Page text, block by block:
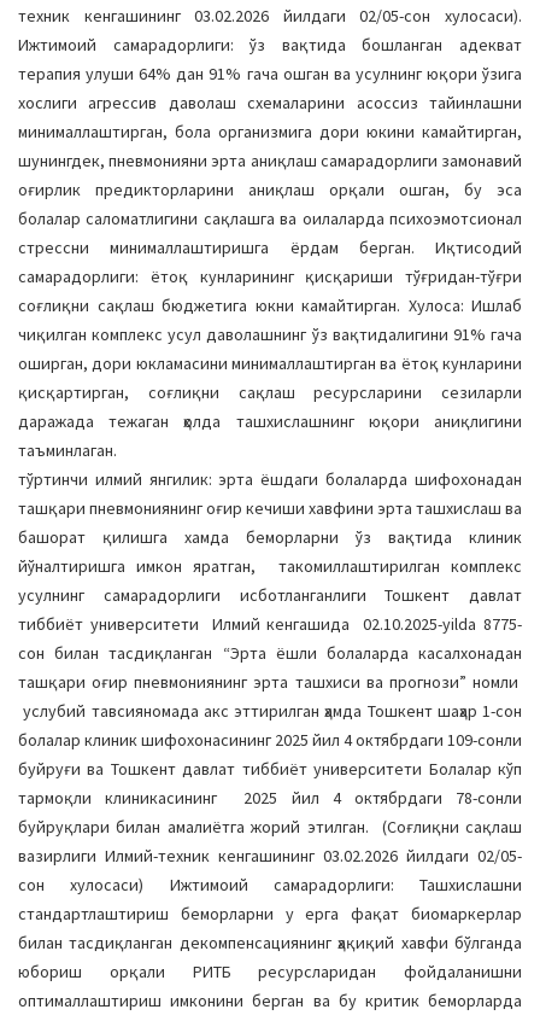
техник кенгашининг 03.02.2026 йилдаги 02/05-сон хулосаси).
Ижтимоий самарадорлиги: ўз вақтида бошланган адекват
терапия улуши 64% дан 91% гача ошган ва усулнинг юқори ўзига
хослиги агрессив даволаш схемаларини асоссиз тайинлашни
минималлаштирган, бола организмига дори юкини камайтирган,
шунингдек, пневмонияни эрта аниқлаш самарадорлиги замонавий
оғирлик предикторларини аниқлаш орқали ошган, бу эса
болалар саломатлигини сақлашга ва оилаларда психоэмотсионал
стрессни минималлаштиришга ёрдам берган. Иқтисодий
самарадорлиги: ётоқ кунларининг қисқариши тўғридан-тўғри
соғлиқни сақлаш бюджетига юкни камайтирган. Хулоса: Ишлаб
чиқилган комплекс усул даволашнинг ўз вақтидалигини 91% гача
оширган, дори юкламасини минималлаштирган ва ётоқ кунларини
қисқартирган, соғлиқни сақлаш ресурсларини сезиларли
даражада тежаган ҳолда ташхислашнинг юқори аниқлигини
таъминлаган.
тўртинчи илмий янгилик: эрта ёшдаги болаларда шифохонадан
ташқари пневмониянинг оғир кечиши хавфини эрта ташхислаш ва
башорат қилишга хамда беморларни ўз вақтида клиник
йўналтиришга имкон яратган, такомиллаштирилган комплекс
усулнинг самарадорлиги исботланганлиги Тошкент давлат
тиббиёт университети Илмий кенгашида 02.10.2025-yilda 8775-
сон билан тасдиқланган “Эрта ёшли болаларда касалхонадан
ташқари оғир пневмониянинг эрта ташхиси ва прогнози” номли
услубий тавсияномада акс эттирилган ҳамда Тошкент шаҳар 1-сон
болалар клиник шифохонасининг 2025 йил 4 октябрдаги 109-сонли
буйруғи ва Тошкент давлат тиббиёт университети Болалар кўп
тармоқли клиникасининг 2025 йил 4 октябрдаги 78-сонли
буйруқлари билан амалиётга жорий этилган. (Соғлиқни сақлаш
вазирлиги Илмий-техник кенгашининг 03.02.2026 йилдаги 02/05-
сон хулосаси) Ижтимоий самарадорлиги: Ташхислашни
стандартлаштириш беморларни у ерга фақат биомаркерлар
билан тасдиқланган декомпенсациянинг ҳақиқий хавфи бўлганда
юбориш орқали РИТБ ресурсларидан фойдаланишни
оптималлаштириш имконини берган ва бу критик беморларда